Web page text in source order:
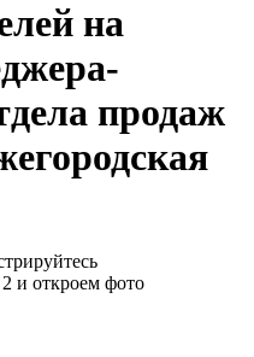
на
продаж
и откроем фото